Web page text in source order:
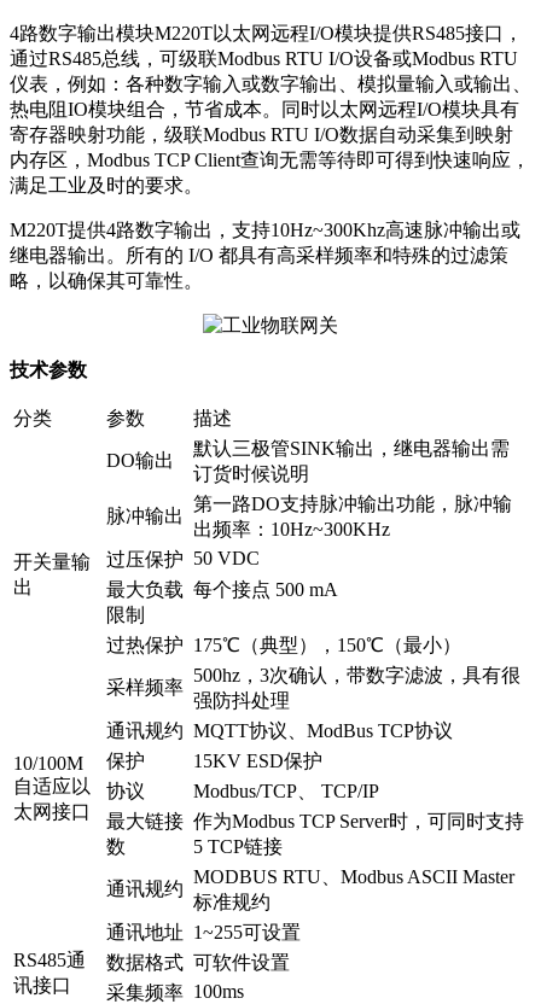
4路数字输出模块M220T以太网远程I/O模块提供RS485接口，
通过RS485总线，可级联Modbus RTU I/O设备或Modbus RTU
仪表，例如：各种数字输入或数字输出、模拟量输入或输出、
热电阻IO模块组合，节省成本。同时以太网远程I/O模块具有
寄存器映射功能，级联Modbus RTU I/O数据自动采集到映射
内存区，Modbus TCP Client查询无需等待即可得到快速响应，
满足工业及时的要求。
M220T提供4路数字输出，支持10Hz~300Khz高速脉冲输出或
继电器输出。所有的 I/O 都具有高采样频率和特殊的过滤策
略，以确保其可靠性。
技术参数
分类 参数 描述
开关量输
出
DO输出
默认三极管SINK输出，继电器输出需
订货时候说明
脉冲输出
第一路DO支持脉冲输出功能，脉冲输
出频率：10Hz~300KHz
过压保护 50 VDC
最大负载
限制
每个接点 500 mA
过热保护 175℃（典型），150℃（最小）
采样频率
500hz，3次确认，带数字滤波，具有很
强防抖处理
10/100M
自适应以
太网接口
通讯规约 MQTT协议、ModBus TCP协议
保护
15KV ESD保护
协议
Modbus/TCP、 TCP/IP
最大链接
数
作为Modbus TCP Server时，可同时支持
5 TCP链接
RS485通
讯接口
通讯规约
MODBUS RTU、Modbus ASCII Master
标准规约
通讯地址 1~255可设置
数据格式 可软件设置
采集频率 100ms